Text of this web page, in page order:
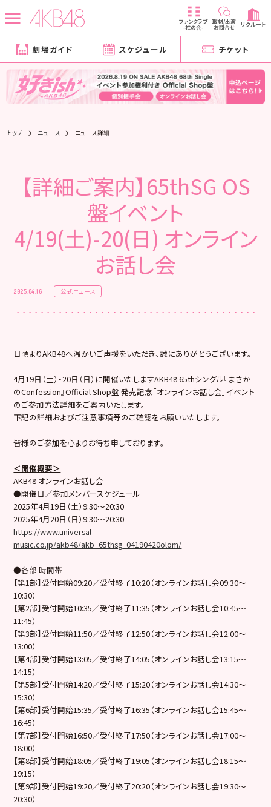
ファンクラブ
-柱の会-
取材/出演
お問合せ リクルート
劇場ガイド スケジュール チケット
トップ ニュース ニュース詳細
【詳細ご案内】65thSG OS
盤イベント
4/19(土)-20(日) オンライン
お話し会
2025.04.16 公式ニュース
日頃よりAKB48へ温かいご声援をいただき、誠にありがとうございます。
4月19日（土）・20日（日）に開催いたしますAKB48 65thシングル『まさか
のConfession』Official Shop盤 発売記念「オンラインお話し会」イベント
のご参加方法詳細をご案内いたします。
下記の詳細およびご注意事項等のご確認をお願いいたします。
皆様のご参加を心よりお待ち申しております。
＜開催概要＞
AKB48 オンラインお話し会
●開催日／参加メンバースケジュール
2025年4月19日（土）9:30〜20:30
2025年4月20日（日）9:30〜20:30
https://www.universal-
music.co.jp/akb48/akb_65thsg_04190420olom/
●各部 時間帯
【第1部】受付開始09:20／受付終了10:20（オンラインお話し会09:30～
10:30）
【第2部】受付開始10:35／受付終了11:35（オンラインお話し会10:45～
11:45）
【第3部】受付開始11:50／受付終了12:50（オンラインお話し会12:00～
13:00）
【第4部】受付開始13:05／受付終了14:05（オンラインお話し会13:15～
14:15）
【第5部】受付開始14:20／受付終了15:20（オンラインお話し会14:30～
15:30）
【第6部】受付開始15:35／受付終了16:35（オンラインお話し会15:45～
16:45）
【第7部】受付開始16:50／受付終了17:50（オンラインお話し会17:00～
18:00）
【第8部】受付開始18:05／受付終了19:05（オンラインお話し会18:15～
19:15）
【第9部】受付開始19:20／受付終了20:20（オンラインお話し会19:30～
20:30）